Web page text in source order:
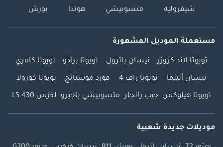
شيفروليه متسوبيشي هوندا بورش
مستعملة الموديل المشهورة
تويوتا لاند كروزر نيسان باترول تويوتا برادو تويوتا كامري
نيسان ألتيما تويوتا راف 4 فورد موستانج تويوتا كورولا
تويوتا هيلوكس جيب رانجلر متسوبيشي باجيرو لكزس LS 430
موديلات جديدة شعبية